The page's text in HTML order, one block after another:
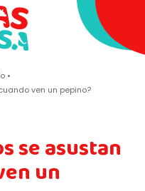
ven un pepino?
se asustan
un